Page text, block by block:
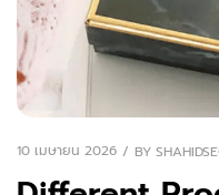
10 เมษายน 2026 BY